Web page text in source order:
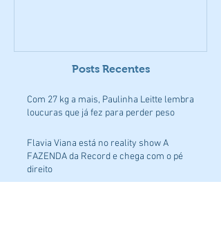
Posts Recentes
Com 27 kg a mais, Paulinha Leitte lembra
loucuras que já fez para perder peso
Flavia Viana está no reality show A
FAZENDA da Record e chega com o pé
direito